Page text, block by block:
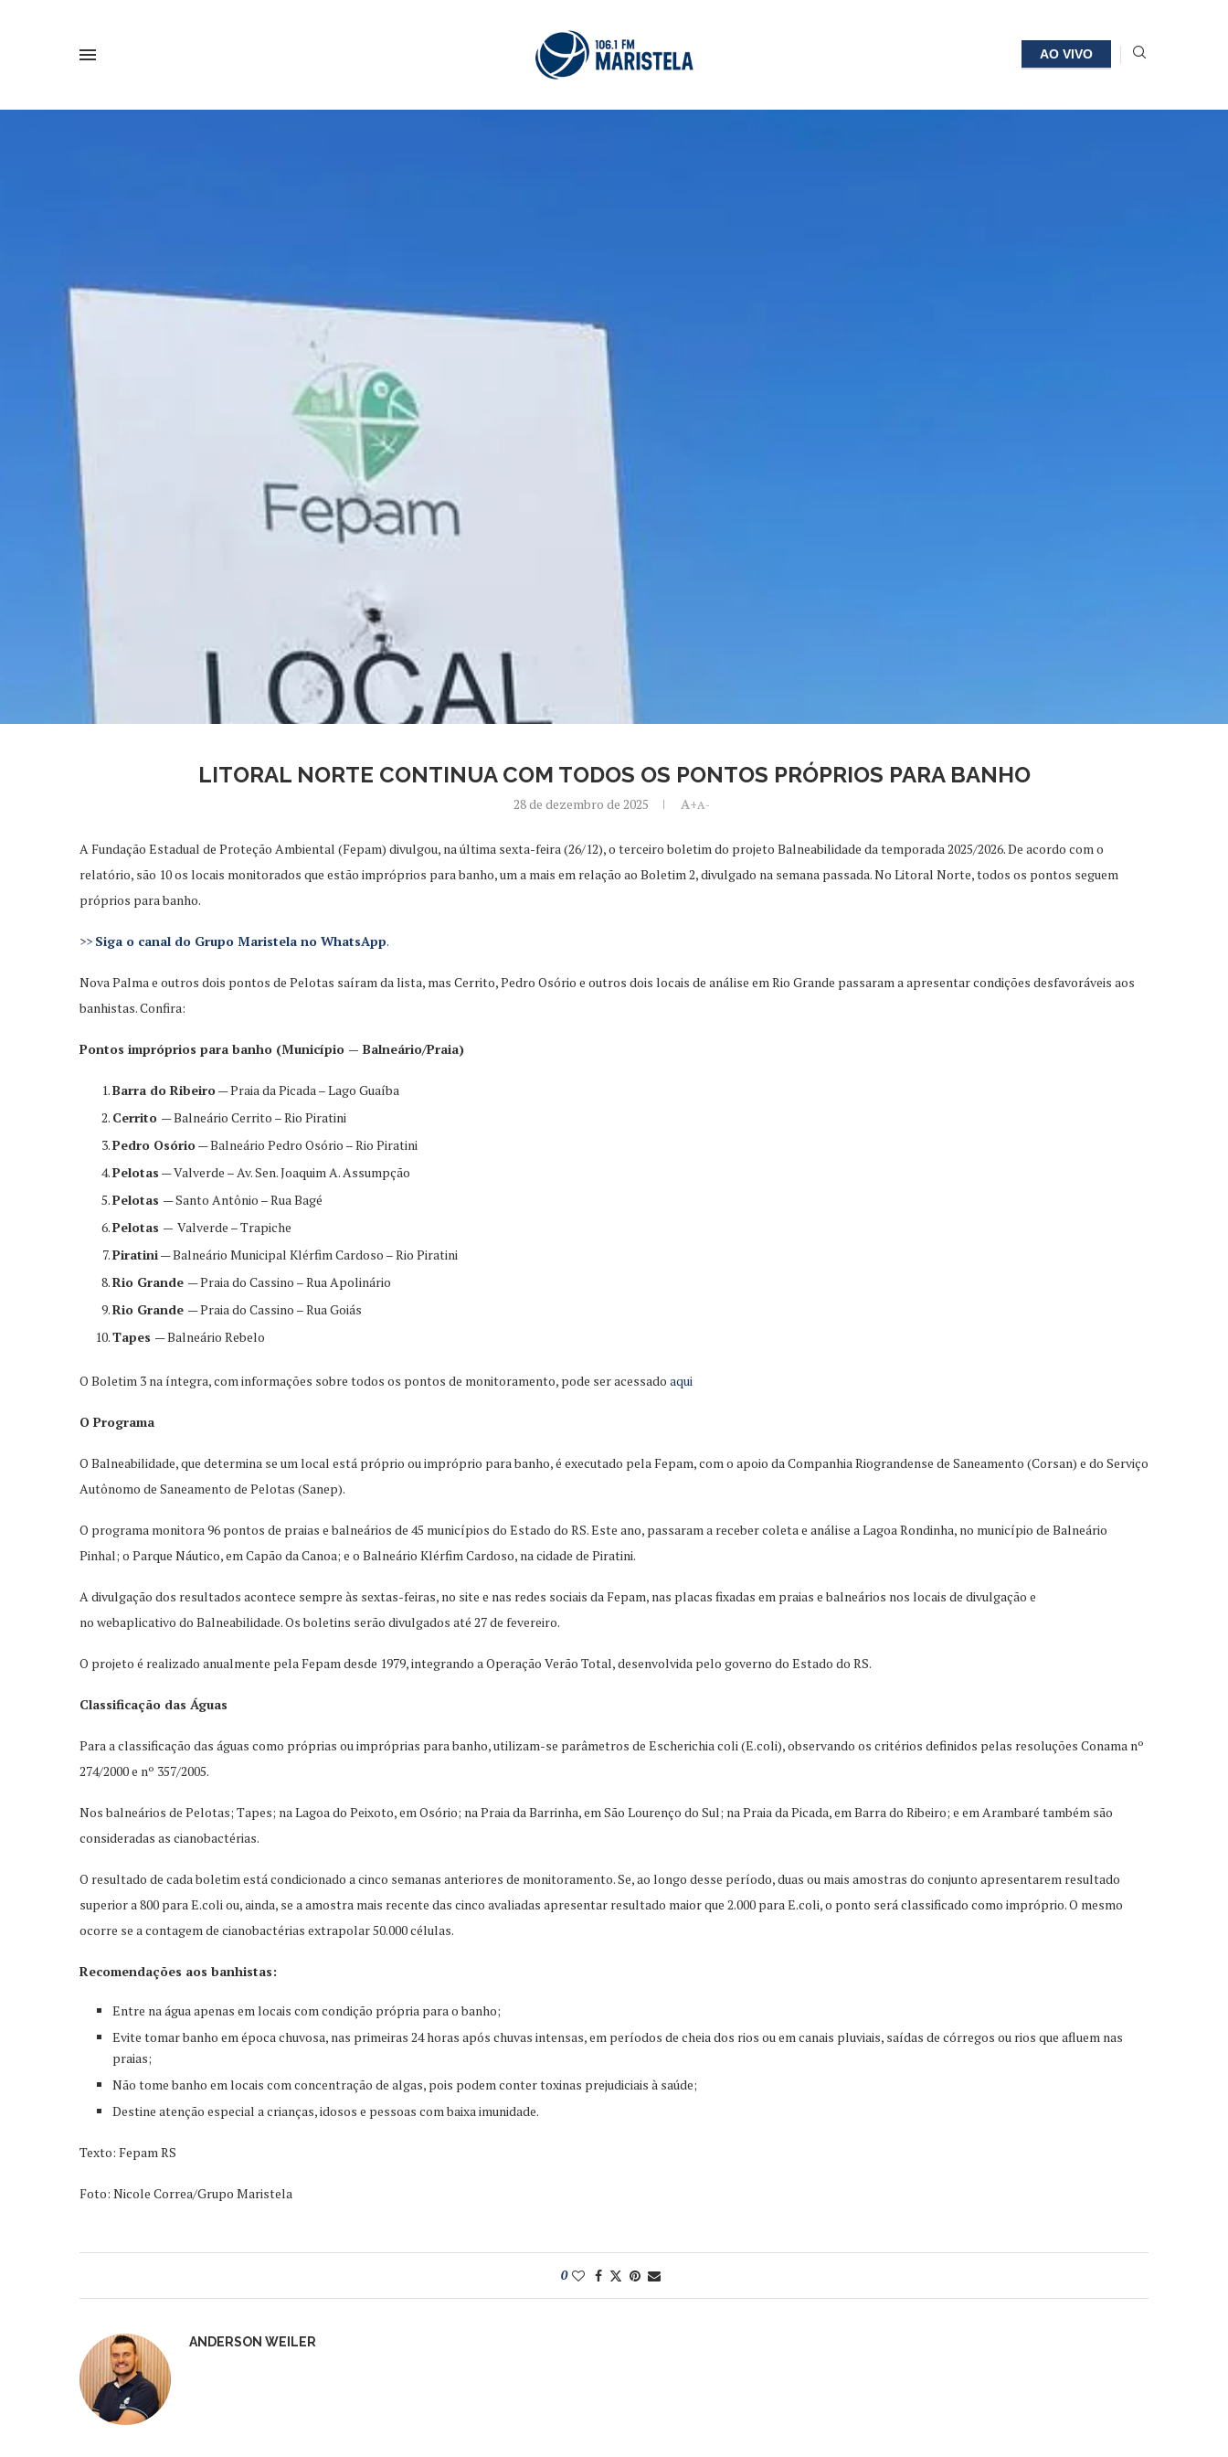
AO VIVO
LITORAL NORTE CONTINUA COM TODOS OS PONTOS PRÓPRIOS PARA BANHO
28 de dezembro de 2025 A+A-
A Fundação Estadual de Proteção Ambiental (Fepam) divulgou, na última sexta-feira (26/12), o terceiro boletim do projeto Balneabilidade da temporada 2025/2026. De acordo com o
relatório, são 10 os locais monitorados que estão impróprios para banho, um a mais em relação ao Boletim 2, divulgado na semana passada. No Litoral Norte, todos os pontos seguem
próprios para banho.
>> Siga o canal do Grupo Maristela no WhatsApp.
Nova Palma e outros dois pontos de Pelotas saíram da lista, mas Cerrito, Pedro Osório e outros dois locais de análise em Rio Grande passaram a apresentar condições desfavoráveis aos
banhistas. Confira:
Pontos impróprios para banho (Município — Balneário/Praia)
Barra do Ribeiro— Praia da Picada – Lago Guaíba
Cerrito — Balneário Cerrito – Rio Piratini
Pedro Osório— Balneário Pedro Osório – Rio Piratini
Pelotas — Valverde – Av. Sen. Joaquim A. Assumpção
Pelotas — Santo Antônio – Rua Bagé
Pelotas — Valverde – Trapiche
Piratini— Balneário Municipal Klérfim Cardoso – Rio Piratini
Rio Grande — Praia do Cassino – Rua Apolinário
Rio Grande — Praia do Cassino – Rua Goiás
Tapes — Balneário Rebelo
O Boletim 3 na íntegra, com informações sobre todos os pontos de monitoramento, pode ser acessado aqui
O Programa
O Balneabilidade, que determina se um local está próprio ou impróprio para banho, é executado pela Fepam, com o apoio da Companhia Riograndense de Saneamento (Corsan) e do Serviço
Autônomo de Saneamento de Pelotas (Sanep).
O programa monitora 96 pontos de praias e balneários de 45 municípios do Estado do RS. Este ano, passaram a receber coleta e análise a Lagoa Rondinha, no município de Balneário
Pinhal; o Parque Náutico, em Capão da Canoa; e o Balneário Klérfim Cardoso, na cidade de Piratini.
A divulgação dos resultados acontece sempre às sextas-feiras, no site e nas redes sociais da Fepam, nas placas fixadas em praias e balneários nos locais de divulgação e
no webaplicativo do Balneabilidade. Os boletins serão divulgados até 27 de fevereiro.
O projeto é realizado anualmente pela Fepam desde 1979, integrando a Operação Verão Total, desenvolvida pelo governo do Estado do RS.
Classificação das Águas
Para a classificação das águas como próprias ou impróprias para banho, utilizam-se parâmetros de Escherichia coli (E.coli), observando os critérios definidos pelas resoluções Conama nº
274/2000 e nº 357/2005.
Nos balneários de Pelotas; Tapes; na Lagoa do Peixoto, em Osório; na Praia da Barrinha, em São Lourenço do Sul; na Praia da Picada, em Barra do Ribeiro; e em Arambaré também são
consideradas as cianobactérias.
O resultado de cada boletim está condicionado a cinco semanas anteriores de monitoramento. Se, ao longo desse período, duas ou mais amostras do conjunto apresentarem resultado
superior a 800 para E.coli ou, ainda, se a amostra mais recente das cinco avaliadas apresentar resultado maior que 2.000 para E.coli, o ponto será classificado como impróprio. O mesmo
ocorre se a contagem de cianobactérias extrapolar 50.000 células.
Recomendações aos banhistas:
Entre na água apenas em locais com condição própria para o banho;
Evite tomar banho em época chuvosa, nas primeiras 24 horas após chuvas intensas, em períodos de cheia dos rios ou em canais pluviais, saídas de córregos ou rios que afluem nas
praias;
Não tome banho em locais com concentração de algas, pois podem conter toxinas prejudiciais à saúde;
Destine atenção especial a crianças, idosos e pessoas com baixa imunidade.
Texto: Fepam RS
Foto: Nicole Correa/Grupo Maristela
0
ANDERSON WEILER